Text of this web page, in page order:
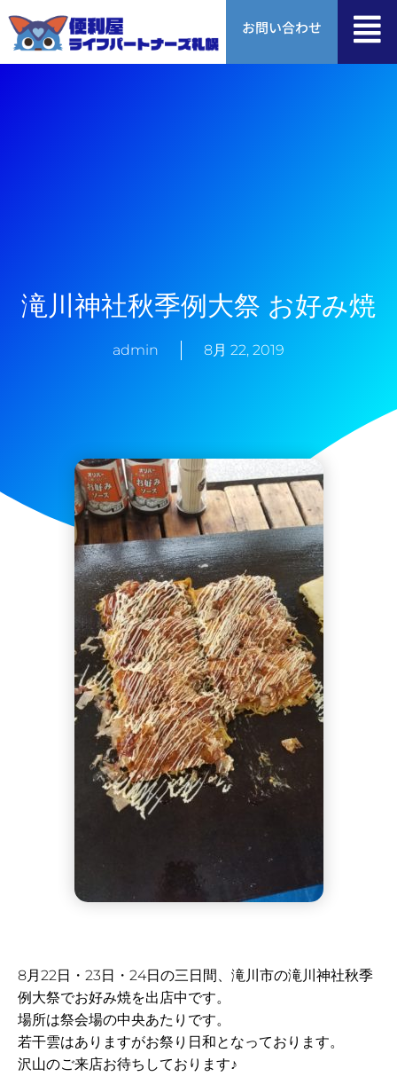
容
ス
お問い合わせ
滝川神社秋季例大祭 お好み焼
admin 8月 22, 2019
8月22日・23日・24日の三日間、滝川市の滝川神社秋季
例大祭でお好み焼を出店中です。
場所は祭会場の中央あたりです。
若干雲はありますがお祭り日和となっております。
沢山のご来店お待ちしております♪